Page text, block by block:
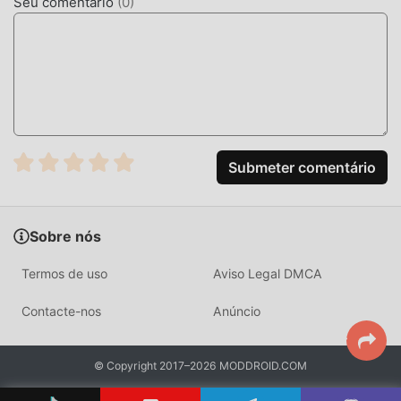
Submeter comentário
Sobre nós
Termos de uso Aviso Legal DMCA
Contacte-nos Anúncio
© Copyright 2017–2026 MODDROID.COM